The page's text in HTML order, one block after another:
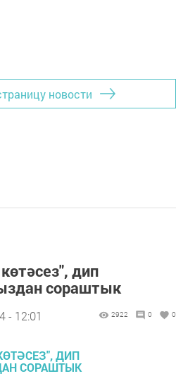
новости
дип
сораштык
- 12:01 2922 0 0